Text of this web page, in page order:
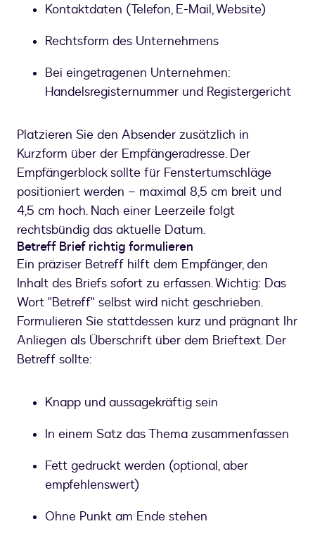
Kontaktdaten (Telefon, E-Mail, Website)
Rechtsform des Unternehmens
Bei eingetragenen Unternehmen:
Handelsregisternummer und Registergericht
Platzieren Sie den Absender zusätzlich in
Kurzform über der Empfängeradresse. Der
Empfängerblock sollte für Fenstertumschläge
positioniert werden – maximal 8,5 cm breit und
4,5 cm hoch. Nach einer Leerzeile folgt
rechtsbündig das aktuelle Datum.
Betreff Brief richtig formulieren
Ein präziser Betreff hilft dem Empfänger, den
Inhalt des Briefs sofort zu erfassen. Wichtig: Das
Wort "Betreff" selbst wird nicht geschrieben.
Formulieren Sie stattdessen kurz und prägnant Ihr
Anliegen als Überschrift über dem Brieftext. Der
Betreff sollte:
Knapp und aussagekräftig sein
In einem Satz das Thema zusammenfassen
Fett gedruckt werden (optional, aber
empfehlenswert)
Ohne Punkt am Ende stehen